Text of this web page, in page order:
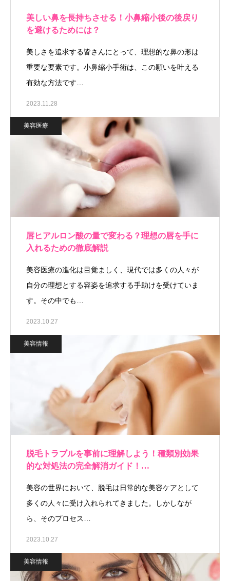
美しい鼻を長持ちさせる！小鼻縮小後の後戻り
を避けるためには？
美しさを追求する皆さんにとって、理想的な鼻の形は
重要な要素です。小鼻縮小手術は、この願いを叶える
有効な方法です…
2023.11.28
美容医療
唇ヒアルロン酸の量で変わる？理想の唇を手に
入れるための徹底解説
美容医療の進化は目覚ましく、現代では多くの人々が
自分の理想とする容姿を追求する手助けを受けていま
す。その中でも…
2023.10.27
美容情報
脱毛トラブルを事前に理解しよう！種類別効果
的な対処法の完全解消ガイド！…
美容の世界において、脱毛は日常的な美容ケアとして
多くの人々に受け入れられてきました。しかしなが
ら、そのプロセス…
2023.10.27
美容情報